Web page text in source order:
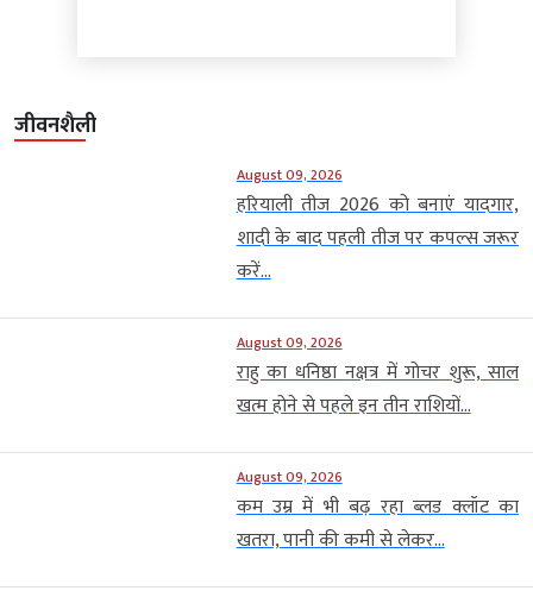
जीवनशैली
August 09, 2026
हरियाली तीज 2026 को बनाएं यादगार,
शादी के बाद पहली तीज पर कपल्स जरूर
करें...
August 09, 2026
राहु का धनिष्ठा नक्षत्र में गोचर शुरू, साल
खत्म होने से पहले इन तीन राशियों...
August 09, 2026
कम उम्र में भी बढ़ रहा ब्लड क्लॉट का
खतरा, पानी की कमी से लेकर...